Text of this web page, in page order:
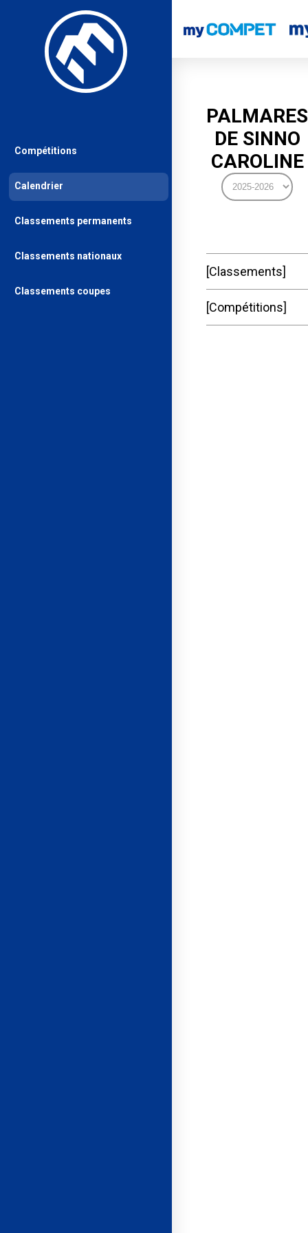
PALMARES
DE SINNO
CAROLINE
Classements
Compétitions
Compétitions
Calendrier
Classements permanents
Classements nationaux
Classements coupes